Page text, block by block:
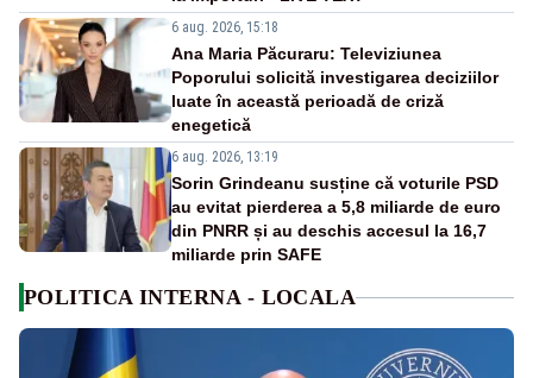
6 aug. 2026, 15:18
Ana Maria Păcuraru: Televiziunea
Poporului solicită investigarea deciziilor
luate în această perioadă de criză
enegetică
6 aug. 2026, 13:19
Sorin Grindeanu susține că voturile PSD
au evitat pierderea a 5,8 miliarde de euro
din PNRR și au deschis accesul la 16,7
miliarde prin SAFE
POLITICA INTERNA - LOCALA